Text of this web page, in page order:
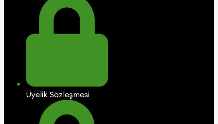
Üyelik Sözleşmesi